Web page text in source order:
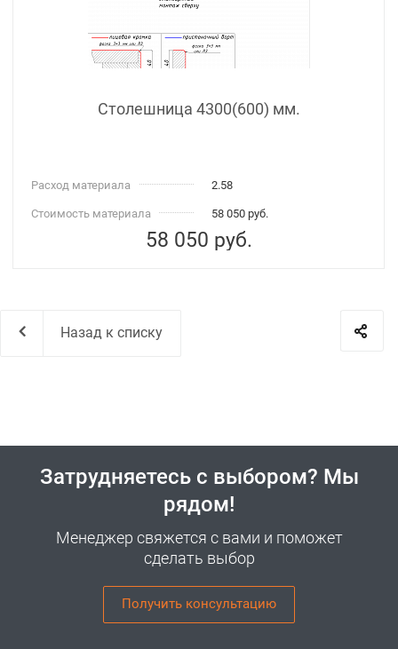
Столешница 4300(600) мм.
Расход материала 2.58
Стоимость материала 58 050 руб.
58 050 руб.
Назад к списку
Затрудняетесь с выбором? Мы
рядом!
Менеджер свяжется с вами и поможет
сделать выбор
Получить консультацию